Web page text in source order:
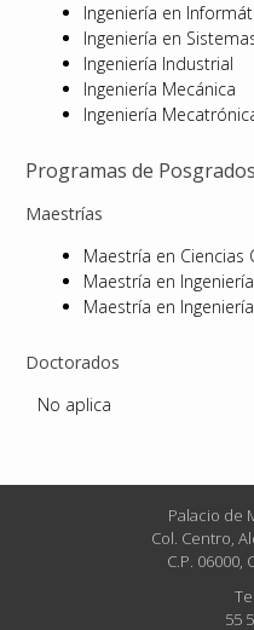
Ingeniería en
Ingeniería en
Ingeniería Industrial
Ingeniería Mecánica
Ingeniería
Programas de
Maestrías
Maestría en Ciencias
Maestría en
Maestría en
Doctorados
No aplica
Palacio de
Col. Centro,
C.P. 06000,
55